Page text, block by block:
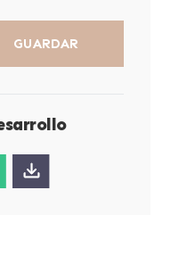
GUARDAR